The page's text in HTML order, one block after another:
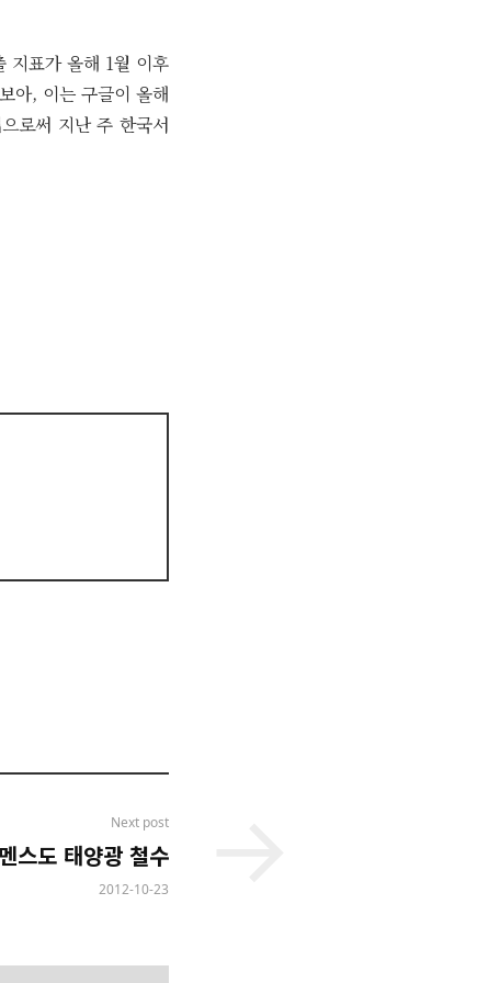
지표가 올해 1월 이후
아, 이는 구글이 올해
로써 지난 주 한국서
Next post
스도 태양광 철수
2012-10-23